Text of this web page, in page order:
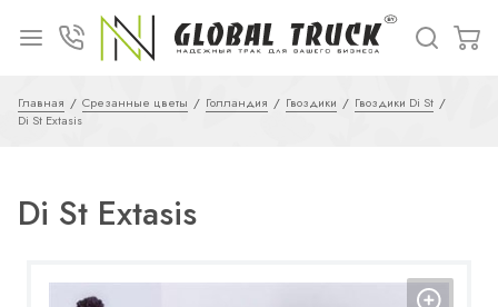
Главная Срезанные цветы Голландия Гвоздики
Гвоздики Di St
Di St Extasis
Di St Extasis